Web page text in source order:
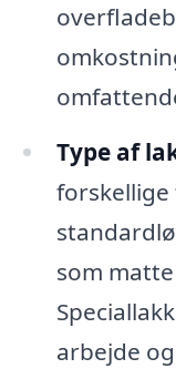
Type af
som
arbejde